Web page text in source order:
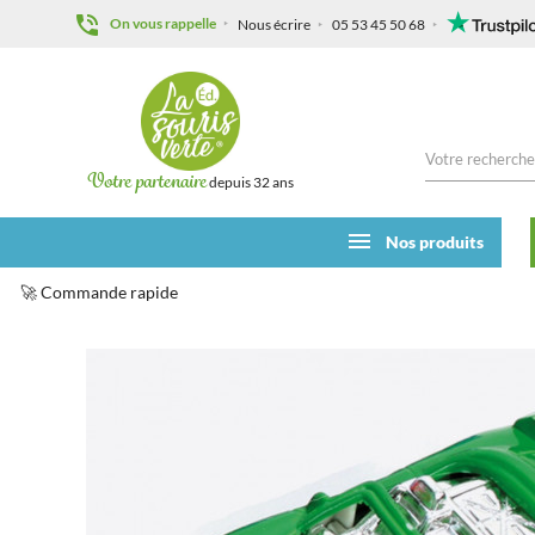
On vous rappelle Nous écrire 05 53 45 50 68
Votre partenairedepuis 32 ans
Nos produits
🚀 Commande rapide
Accueil Kermesse